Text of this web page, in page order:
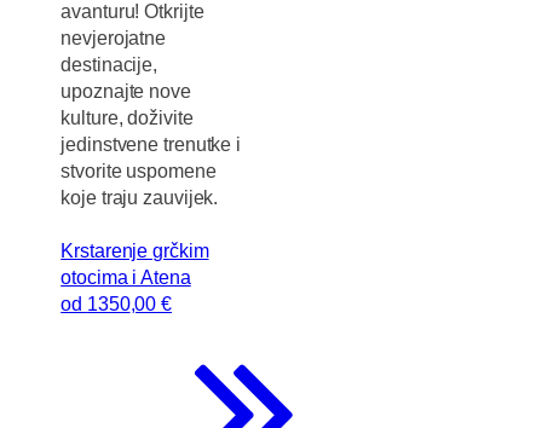
avanturu! Otkrijte
nevjerojatne
destinacije,
upoznajte nove
kulture, doživite
jedinstvene trenutke i
stvorite uspomene
koje traju zauvijek.
Krstarenje grčkim
otocima i Atena
od 1350,00 €